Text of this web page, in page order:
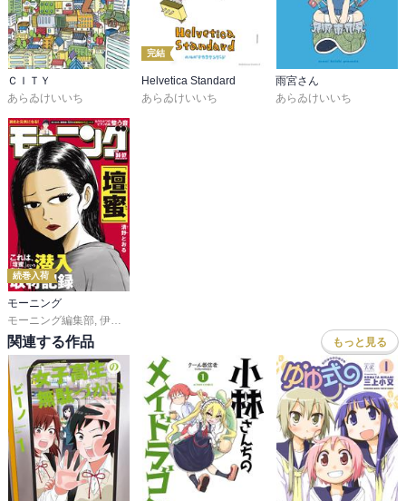
ＣＩＴＹ
あらゐけいいち
完結
Helvetica Standard
あらゐけいいち
雨宮さん
あらゐけいいち
続巻入荷
モーニング
モーニング編集部 伊咲智太
関連する作品 もっと見る